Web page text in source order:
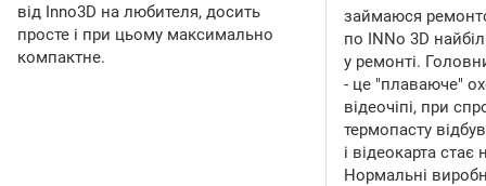
від Inno3D на любителя, досить
просте і при цьому максимально
компактне.
займаюся
по INNo 3D
у ремонті.
- це "плаваюче"
відеочіпі, при
термопасту
і відеокарта
Нормальні